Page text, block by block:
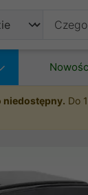
niedostępny. Do